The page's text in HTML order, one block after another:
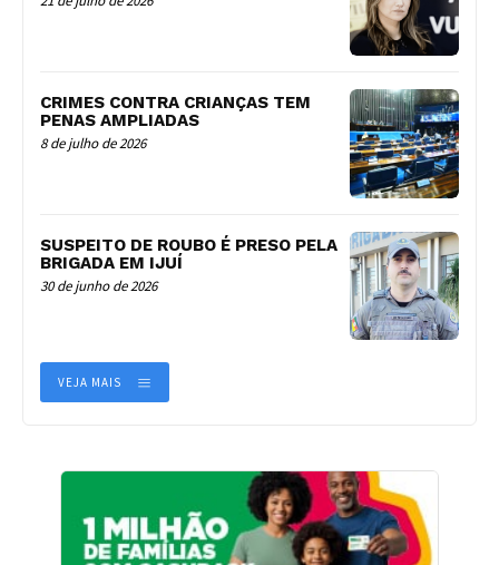
CRIMES CONTRA CRIANÇAS TEM
PENAS AMPLIADAS
8 de julho de 2026
SUSPEITO DE ROUBO É PRESO PELA
BRIGADA EM IJUÍ
30 de junho de 2026
VEJA MAIS